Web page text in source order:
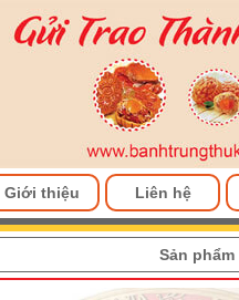
Giới thiệu Liên hệ
Sản phẩm